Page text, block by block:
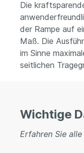
Die
der Rampe auf
Maß. Die
im Sinne
seitlichen
Wichtige
Erfahren Sie